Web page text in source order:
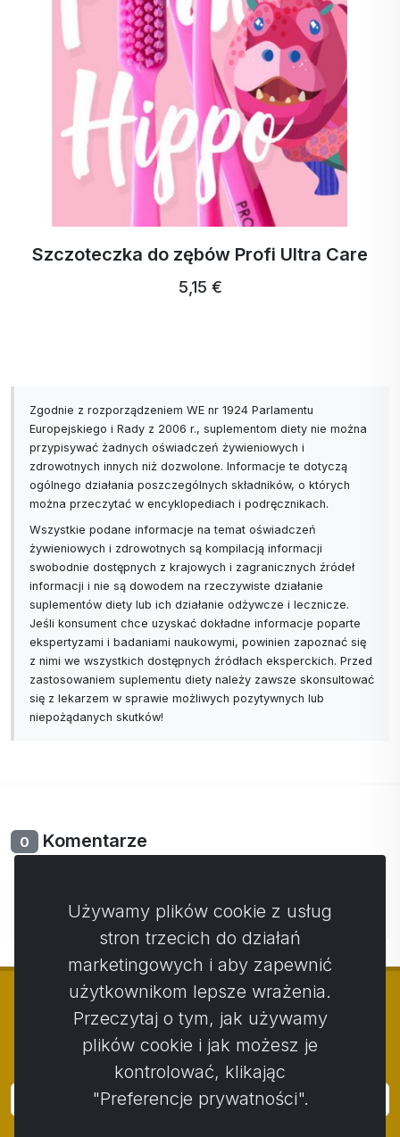
do zębów Profi Ultra Care
Zgodnie z rozporządzeniem WE nr 1924 Parlamentu
Europejskiego i Rady z 2006 r., suplementom diety nie można
przypisywać żadnych oświadczeń żywieniowych i
zdrowotnych innych niż dozwolone. Informacje te dotyczą
ogólnego działania poszczególnych składników, o których
można przeczytać w encyklopediach i podręcznikach.
Wszystkie podane informacje na temat oświadczeń
żywieniowych i zdrowotnych są kompilacją informacji
swobodnie dostępnych z krajowych i zagranicznych źródeł
informacji i nie są dowodem na rzeczywiste działanie
suplementów diety lub ich działanie odżywcze i lecznicze.
Jeśli konsument chce uzyskać dokładne informacje poparte
ekspertyzami i badaniami naukowymi, powinien zapoznać się
z nimi we wszystkich dostępnych źródłach eksperckich. Przed
zastosowaniem suplementu diety należy zawsze skonsultować
się z lekarzem w sprawie możliwych pozytywnych lub
niepożądanych skutków!
0 Komentarze
komentarzem.
© Copyright 2014 - 2026 Activstar
Zaloguj się
Używamy plików cookie z usług
stron trzecich do działań
marketingowych i aby zapewnić
użytkownikom lepsze wrażenia.
Przeczytaj o tym, jak używamy
plików cookie i jak możesz je
kontrolować, klikając
"Preferencje prywatności".